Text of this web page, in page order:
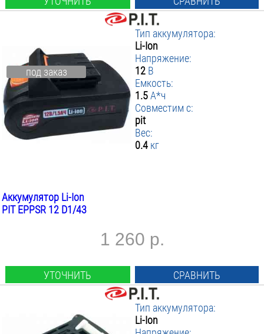
под заказ
Тип аккумулятора:
Li-Ion
Напряжение:
12 В
Емкость:
1.5А*ч
Совместим с:
pit
Вес:
0.4 кг
Аккумулятор Li-Ion
PIT EPPSR 12 D1/43
1 260 р.
УТОЧНИТЬ СРАВНИТЬ
Тип аккумулятора:
Li-Ion